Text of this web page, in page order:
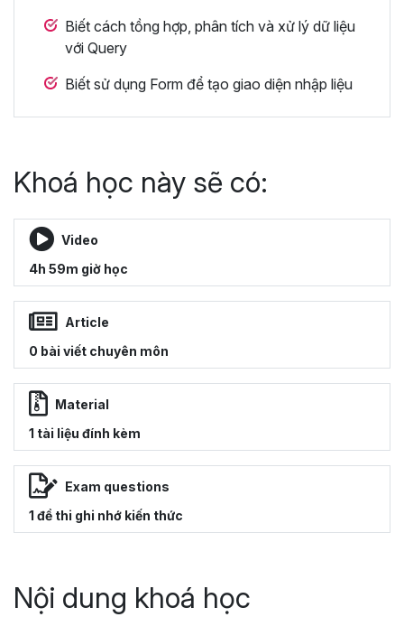
Biết cách tồng hợp, phân tích và xử lý dữ liệu
với Query
Biết sử dụng Form để tạo giao diện nhập liệu
Khoá học này sẽ có:
Video
4h 59m giờ học
Article
0 bài viết chuyên môn
Material
1 tài liệu đính kèm
Exam questions
1 đề thi ghi nhớ kiến thức
Nội dung khoá học